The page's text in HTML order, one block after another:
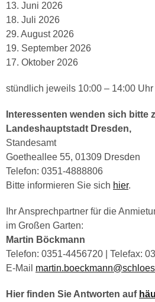
13. Juni 2026
18. Juli 2026
29. August 2026
19. September 2026
17. Oktober 2026
stündlich jeweils 10:00 – 14:00 Uhr
Interessenten wenden sich bitte
Landeshauptstadt Dresden,
Standesamt
Goetheallee 55, 01309 Dresden
Telefon: 0351-4888806
Bitte informieren Sie sich hier.
Ihr Ansprechpartner für die
im Großen Garten:
Martin Böckmann
Telefon: 0351-4456720 | Telefax:
E-Mail
Hier finden Sie Antworten auf